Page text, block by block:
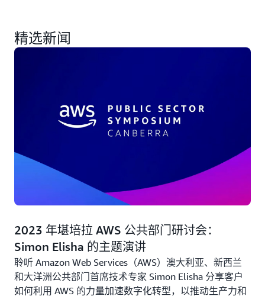
精选新闻
2023 年堪培拉 AWS 公共部门研讨会：
Simon Elisha 的主题演讲
聆听 Amazon Web Services（AWS）澳大利亚、新西兰
和大洋洲公共部门首席技术专家 Simon Elisha 分享客户
如何利用 AWS 的力量加速数字化转型，以推动生产力和